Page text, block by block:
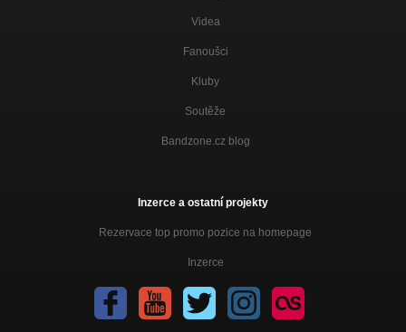
Videa
Fanoušci
Kluby
Soutěže
Bandzone.cz blog
Inzerce a ostatní projekty
Rezervace top promo pozice na homepage
Inzerce